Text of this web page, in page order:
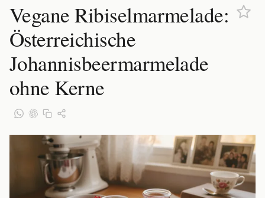
Vegane Ribiselmarmelade:
Österreichische
Johannisbeermarmelade
ohne Kerne